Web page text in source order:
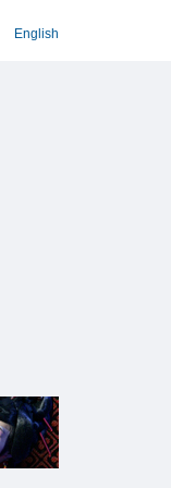
English